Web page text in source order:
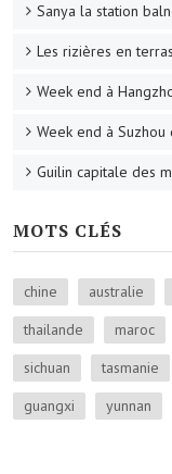
Sanya la station
Les rizières en
Week end à
Week end à Suzhou
Guilin capitale des
MOTS CLÉS
chine australie
thailande
maroc
sichuan
tasmanie
guangxi
yunnan